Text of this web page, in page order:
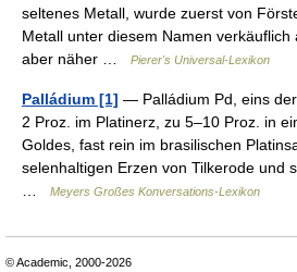
seltenes Metall, wurde zuerst von
Metall unter diesem Namen
aber näher …
Pierer's Universal-Lexikon
Palládium [1] — Palládium Pd, eins
2 Proz. im Platinerz, zu 5–10 Proz. in
Goldes, fast rein im brasilischen
selenhaltigen Erzen von Tilkerode und
Meyers Großes Konversations-Lexikon
© Academic, 2000-2026